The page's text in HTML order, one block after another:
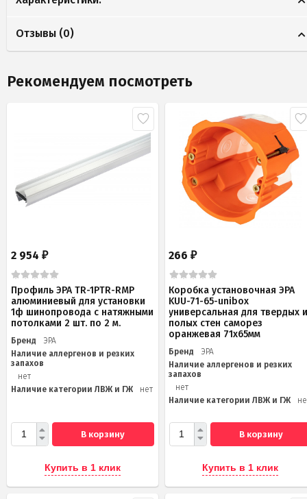
Отзывы (0)
Рекомендуем посмотреть
2 954 ₽
Профиль ЭРА TR-1PTR-RMP
алюминиевый для установки
1ф шинопровода с натяжными
потолками 2 шт. по 2 м.
Бренд
ЭРА
Наличие аллергенов и резких
запахов
нет
Наличие категории ЛВЖ и ГЖ
нет
В корзину
Купить в 1 клик
266₽
Коробка установочная ЭРА
KUU-71-65-unibox
универсальная для твердых
полых стен саморез
оранжевая 71х65мм
Бренд
ЭРА
Наличие аллергенов и резких
запахов
нет
Наличие категории ЛВЖ и ГЖ
В корзину
Купить в 1 клик